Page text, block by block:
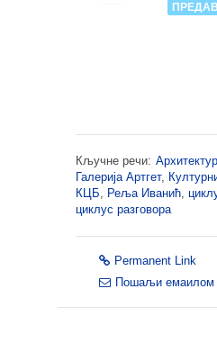
Кључне речи:
Галерија Артгет,
КЦБ, Реља Иванић,
циклус разговора
Permanent Link
Пошаљи емаилом